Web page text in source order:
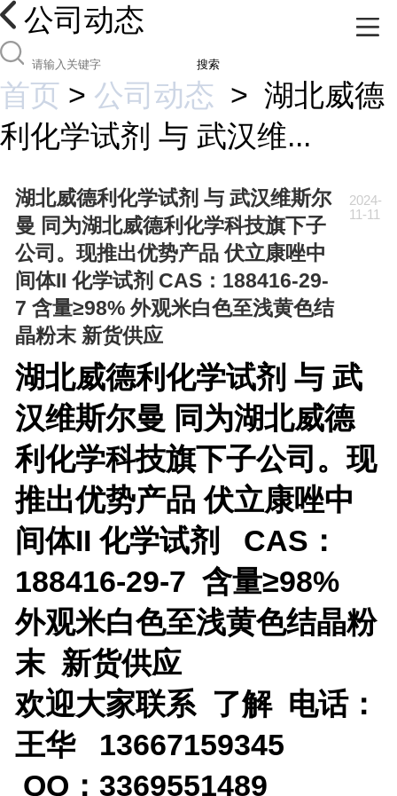
公司动态
搜索
首页 > 公司动态 > 湖北威德
利化学试剂 与 武汉维...
湖北威德利化学试剂 与 武汉维斯尔
曼 同为湖北威德利化学科技旗下子
公司。现推出优势产品 伏立康唑中
间体II 化学试剂 CAS：188416-29-
7 含量≥98% 外观米白色至浅黄色结
晶粉末 新货供应
2024-
11-11
湖北威德利化学试剂 与 武
汉维斯尔曼 同为湖北威德
利化学科技旗下子公司。现
推出优势产品 伏立康唑中
间体II 化学试剂 CAS：
188416-29-7 含量≥98%
外观米白色至浅黄色结晶粉
末 新货供应
欢迎大家联系 了解 电话：
王华 13667159345
QQ：3369551489